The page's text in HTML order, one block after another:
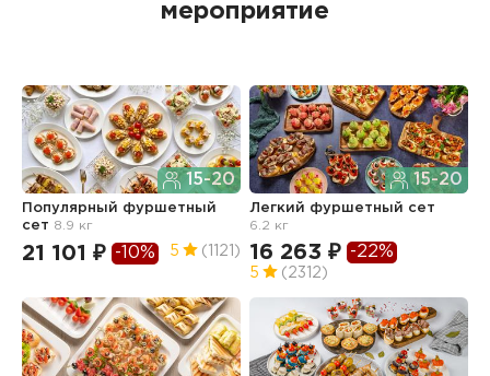
мероприятие
15-20
Популярный фуршетный
сет 8.9 кг
21 101 ₽ -10% 5 (1121)
15-20
Легкий фуршетный сет
6.2 кг
16 263 ₽ -22%
5 (2312)